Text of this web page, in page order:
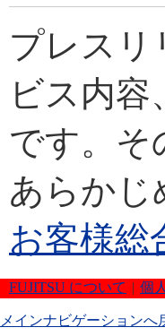
プレスリ
ビス内
です。そ
あらかじ
お客様総
FUJITSU について | 個
メインナビゲーションへ